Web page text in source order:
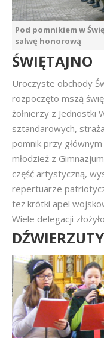
Pod pomnikiem w
salwę honorową
ŚWIĘTAJNO
Uroczyste obchody
rozpoczęto mszą
żołnierzy z Jednostki
sztandarowych,
pomnik przy
młodzież z
część artystyczną,
repertuarze
też krótki apel
Wiele delegacji
DŹWIERZUTY